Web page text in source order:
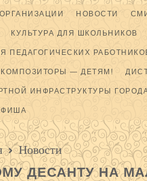
НОВОСТИ
КУЛЬТУРА ДЛЯ ШКОЛЬНИКОВ
ПЕДАГОГИЧЕСКИХ
КОМПОЗИТОРЫ — ДЕТЯМ!
ИНФРАСТРУКТУРЫ
Новости
ДЕСАНТУ НА